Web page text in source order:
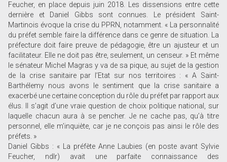
Feucher, en place depuis juin 2018. Les dissensions entre cette
dernière et Daniel Gibbs sont connues. Le président Saint-
Martinois évoque la crise du PPRN, notamment. « La personnalité
du préfet semble faire la différence dans ce genre de situation. La
préfecture doit faire preuve de pédagogie, être un ajusteur et un
facilitateur. Elle ne doit pas être, seulement, un censeur. » Et même
le sénateur Michel Magras y va de sa pique, au sujet de la gestion
de la crise sanitaire par l’Etat sur nos territoires : « A Saint-
Barthélemy nous avons le sentiment que la crise sanitaire a
exacerbé une certaine conception du rôle du préfet par rapport aux
élus. Il s’agit d’une vraie question de choix politique national, sur
laquelle chacun aura à se pencher. Je ne cache pas, qu’à titre
personnel, elle m’inquiète, car je ne conçois pas ainsi le rôle des
préfets. »
Daniel Gibbs : « La préfète Anne Laubies (en poste avant Sylvie
Feucher, ndlr) avait une parfaite connaissance des